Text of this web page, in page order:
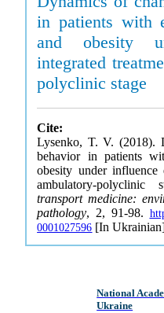
in patients with
and obesity
integrated
polyclinic stage
Cite:
Lysenko, T. V. (2018).
behavior in patients
obesity under influence
ambulatory-polyclinic
transport medicine:
pathology, 2, 91-98.
0001027596 [In
National
Ukraine